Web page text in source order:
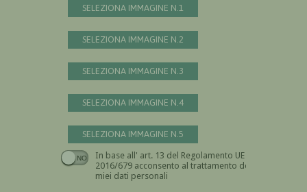
SELEZIONA IMMAGINE N.1
SELEZIONA IMMAGINE N.2
SELEZIONA IMMAGINE N.3
SELEZIONA IMMAGINE N.4
SELEZIONA IMMAGINE N.5
In base all' art. 13 del Regolamento UE n.
2016/679 acconsento al trattamento dei
miei dati personali
Devi dare il consenso